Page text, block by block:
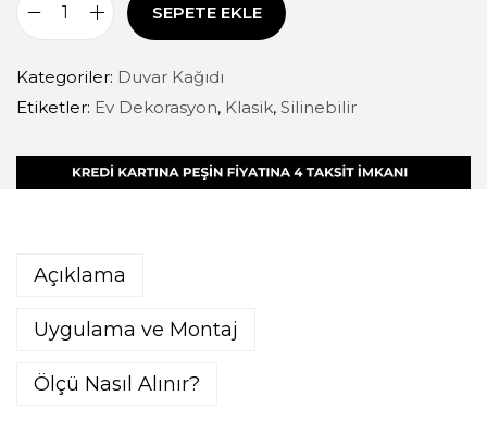
SEPETE EKLE
Kategoriler: Duvar Kağıdı
Etiketler: Ev Dekorasyon, Klasik, Silinebilir
Açıklama
Uygulama ve Montaj
Ölçü Nasıl Alınır?